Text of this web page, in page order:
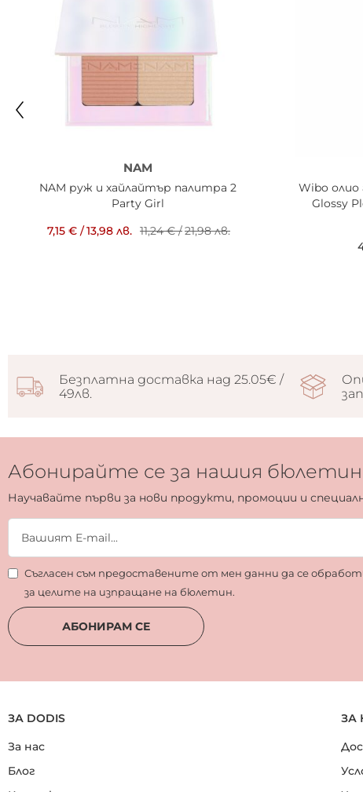
NAM
NAM руж и хайлайтър палитра 2
Party Girl
7,15 € /13,98 лв. 11,24 €/21,98 лв.
Wibo олио
Glossy
Безплатна доставка над 25.05€ /
49лв.
Абонирайте се за нашия бюлетин
Научавайте първи за нови продукти, промоции и
Съгласен съм предоставените от мен данни да се
за целите на изпращане на бюлетин.
АБОНИРАМ СЕ
ЗА DODIS
За нас
Блог
ЗА